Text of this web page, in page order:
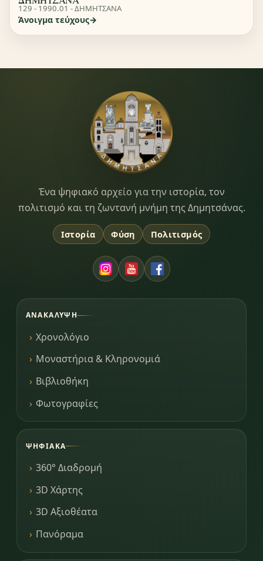
129 - 1990.01 - ΔΗΜΗΤΣΑΝΑ
Άνοιγμα τεύχους
Dimitsana.gr
Ένα ψηφιακό αρχείο για την ιστορία, τον
πολιτισμό και τη ζωντανή μνήμη της Δημητσάνας.
Ιστορία Φύση Πολιτισμός
ΑΝΑΚΆΛΥΨΗ
Χρονολόγιο
Μοναστήρια & Κληρονομιά
Βιβλιοθήκη
Φωτογραφίες
ΨΗΦΙΑΚΆ
360° Διαδρομή
3D Χάρτης
3D Αξιοθέατα
Πανόραμα